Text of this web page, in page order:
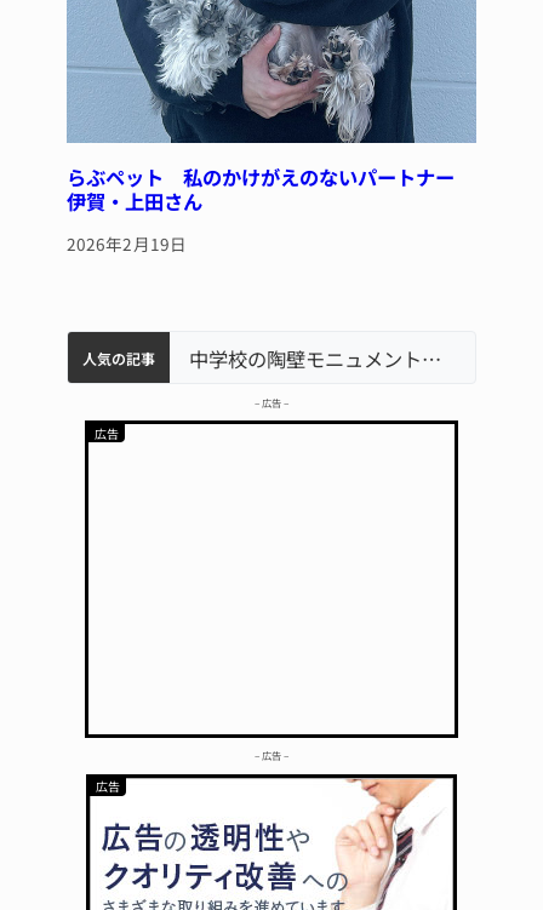
らぶペット 私のかけがえのないパートナー
伊賀・上田さん
2026年2月19日
人気の記事
名張市水道料金47％値上げへ 答申案、審議会で大筋まとまる
器物損壊容疑で83歳女逮捕 伊賀署 中学校の陶壁モニュメント 地元建設会社がボランティアで清掃 伊賀
– 広告 –
– 広告 –